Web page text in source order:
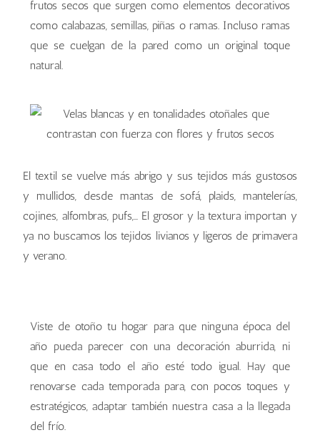
frutos secos que surgen como elementos decorativos
como calabazas, semillas, piñas o ramas. Incluso ramas
que se cuelgan de la pared como un original toque
natural.
El textil se vuelve más abrigo y sus tejidos más gustosos
y mullidos, desde mantas de sofá, plaids, mantelerías,
cojines, alfombras, pufs,… El grosor y la textura importan y
ya no buscamos los tejidos livianos y ligeros de primavera
y verano.
Viste de otoño tu hogar para que ninguna época del
año pueda parecer con una decoración aburrida, ni
que en casa todo el año esté todo igual. Hay que
renovarse cada temporada para, con pocos toques y
estratégicos, adaptar también nuestra casa a la llegada
del frío.